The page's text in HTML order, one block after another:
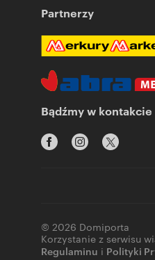
Partnerzy
Bądźmy w kontakcie
© 2026 Domiporta
Korzystanie z serwisu
Regulaminu i Polityki